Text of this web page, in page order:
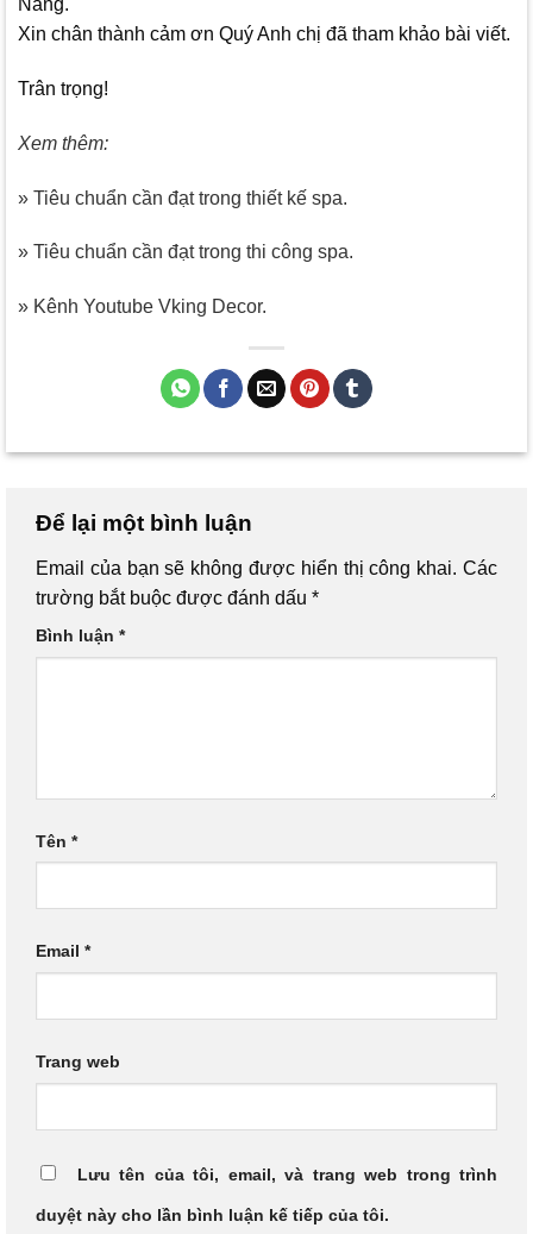
Nẵng.
Xin chân thành cảm ơn Quý Anh chị đã tham khảo bài viết.
Trân trọng!
Xem thêm:
» Tiêu chuẩn cần đạt trong thiết kế spa.
» Tiêu chuẩn cần đạt trong thi công spa.
» Kênh Youtube Vking Decor.
Để lại một bình luận
Email của bạn sẽ không được hiển thị công khai. Các
trường bắt buộc được đánh dấu *
Bình luận *
Tên *
Email *
Trang web
Lưu tên của tôi, email, và trang web trong trình
duyệt này cho lần bình luận kế tiếp của tôi.